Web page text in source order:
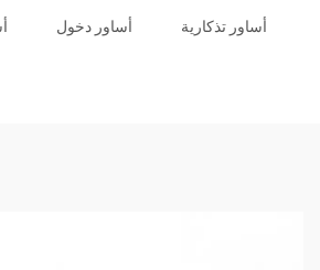
أساور تذكارية أساور دخول